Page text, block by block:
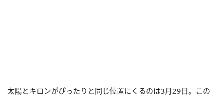
太陽とキロンがぴったりと同じ位置にくるのは3月29日。この